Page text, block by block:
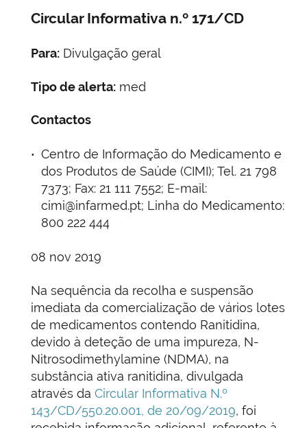
Circular Informativa n.º 171/CD
Para: Divulgação geral
Tipo de alerta: med
Contactos
Centro de Informação do Medicamento e
dos Produtos de Saúde (CIMI); Tel. 21 798
7373; Fax: 21 111 7552; E-mail:
cimi@infarmed.pt; Linha do Medicamento:
800 222 444
08 nov 2019
Na sequência da recolha e suspensão
imediata da comercialização de vários lotes
de medicamentos contendo Ranitidina,
devido à deteção de uma impureza, N-
Nitrosodimethylamine (NDMA), na
substância ativa ranitidina, divulgada
através da Circular Informativa N.º
143/CD/550.20.001, de 20/09/2019, foi